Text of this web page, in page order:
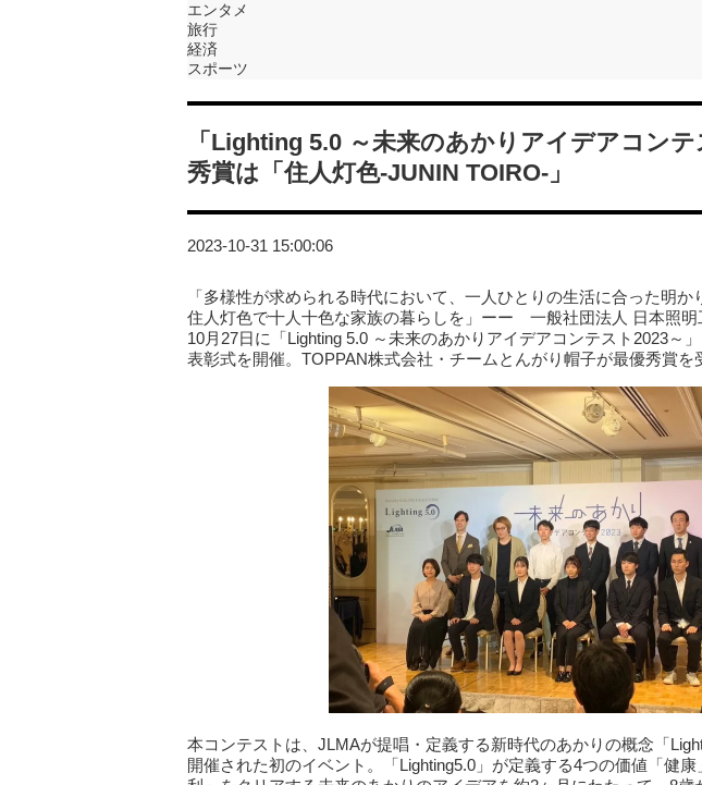
エンタメ
旅行
経済
スポーツ
「Lighting 5.0 ～未来のあかりアイデアコン
秀賞は「住人灯色‐JUNIN TOIRO‐」
2023-10-31 15:00:06
「多様性が求められる時代において、一人ひとりの生活に合った明か
住人灯色で十人十色な家族の暮らしを」ーー 一般社団法人 日本照明
10月27日に「Lighting 5.0 ～未来のあかりアイデアコンテスト2023～
表彰式を開催。TOPPAN株式会社・チームとんがり帽子が最優秀賞を
本コンテストは、JLMAが提唱・定義する新時代のあかりの概念「
開催された初のイベント。「Lighting5.0」が定義する4つの価値「健